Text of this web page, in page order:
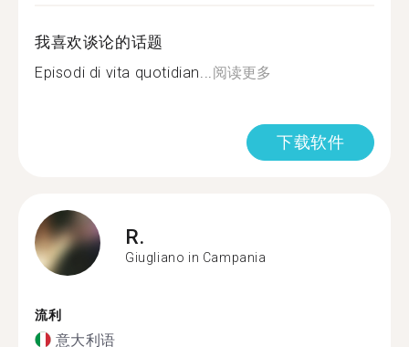
我喜欢谈论的话题
Episodi di vita quotidian...阅读更多
下载软件
R.
Giugliano in Campania
流利
意大利语